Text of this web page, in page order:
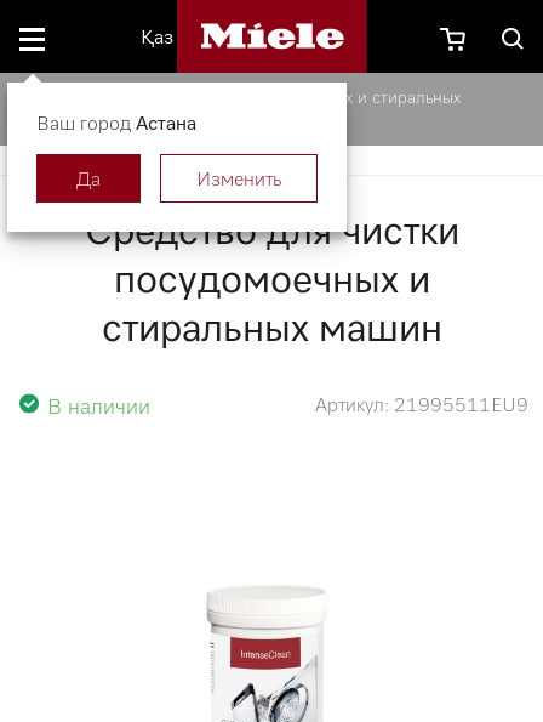
Қаз
Средство для чистки посудомоечных и стиральных
машин
Средство для чистки
посудомоечных и
стиральных машин
В наличии Артикул: 21995511EU9
Ваш город Астана
Да Изменить